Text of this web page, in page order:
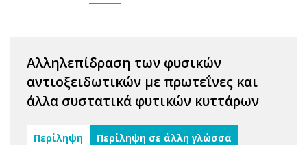
Αλληλεπίδραση των φυσικών
αντιοξειδωτικών με πρωτεΐνες και
άλλα συστατικά φυτικών κυττάρων
Περίληψη Περίληψη σε άλλη γλώσσα